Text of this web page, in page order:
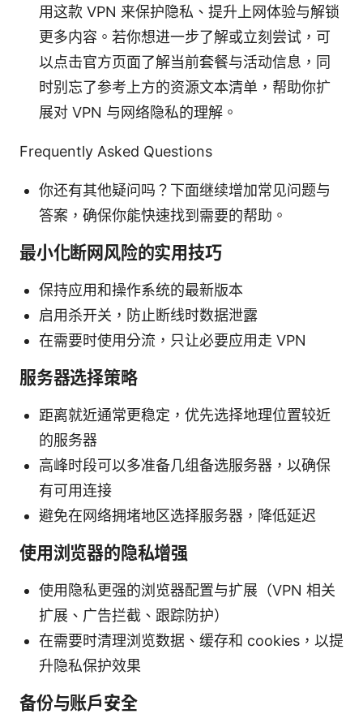
用这款 VPN 来保护隐私、提升上网体验与解锁
更多内容。若你想进一步了解或立刻尝试，可
以点击官方页面了解当前套餐与活动信息，同
时别忘了参考上方的资源文本清单，帮助你扩
展对 VPN 与网络隐私的理解。
Frequently Asked Questions
你还有其他疑问吗？下面继续增加常见问题与
答案，确保你能快速找到需要的帮助。
最小化断网风险的实用技巧
保持应用和操作系统的最新版本
启用杀开关，防止断线时数据泄露
在需要时使用分流，只让必要应用走 VPN
服务器选择策略
距离就近通常更稳定，优先选择地理位置较近
的服务器
高峰时段可以多准备几组备选服务器，以确保
有可用连接
避免在网络拥堵地区选择服务器，降低延迟
使用浏览器的隐私增强
使用隐私更强的浏览器配置与扩展（VPN 相关
扩展、广告拦截、跟踪防护）
在需要时清理浏览数据、缓存和 cookies，以提
升隐私保护效果
备份与账户安全